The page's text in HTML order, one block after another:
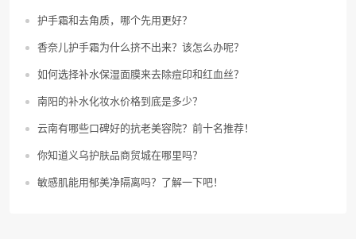
护手霜和去角质，哪个先用更好？
香奈儿护手霜为什么挤不出来？该怎么办呢？
如何选择补水保湿面膜来去除痘印和红血丝？
南阳的补水化妆水价格到底是多少？
云南有哪些口碑好的抗老美容院？前十名推荐！
你知道义乌护肤品商贸城在哪里吗？
敏感肌能用郁美净隔离吗？了解一下吧！